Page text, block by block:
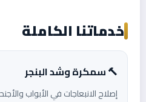
خدماتنا الكاملة
🔨 سمكرة وشد البنجر
إصلاح الانبعاجات في الأبواب